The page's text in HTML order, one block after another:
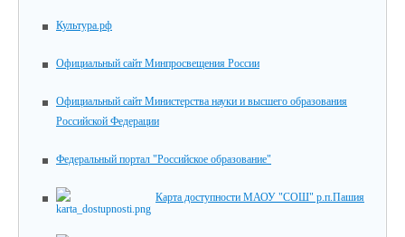
Культура.рф
Официальный сайт Минпросвещения России
Официальный сайт Министерства науки и высшего образования
Российской Федерации
Федеральный портал "Российское образование"
Карта доступности МАОУ "СОШ" р.п.Пашия